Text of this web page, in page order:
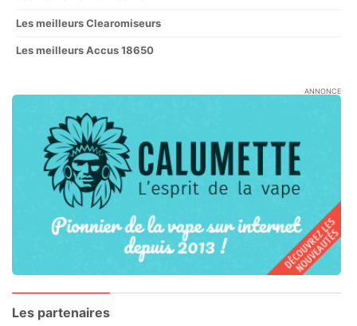
Les meilleurs Clearomiseurs
Les meilleurs Accus 18650
ANNONCE
Les partenaires